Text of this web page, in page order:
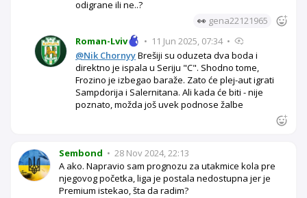
odigrane ili ne..?
👀 gena22121965
Roman-Lviv
• 11 Jun 2025, 07:34 •
@Nik ChornyyBrešiji su oduzeta dva boda i
direktno je ispala u Seriju "C". Shodno tome,
Frozino je izbegao baraže. Zato će plej-aut igrati
Sampdorija i Salernitana. Ali kada će biti - nije
poznato, možda još uvek podnose žalbe
Sembond • 28 Nov 2024, 22:13
A ako. Napravio sam prognozu za utakmice kola pre
njegovog početka, liga je postala nedostupna jer je
Premium istekao, šta da radim?